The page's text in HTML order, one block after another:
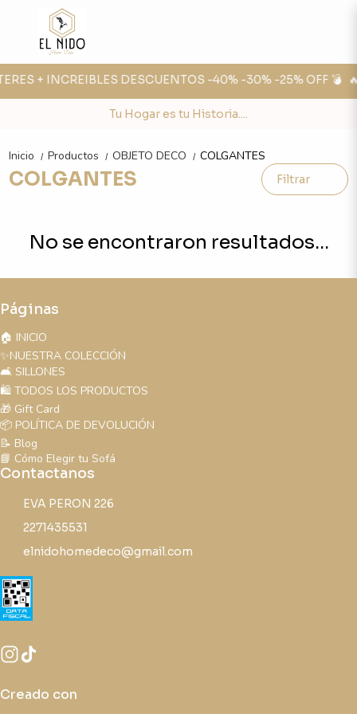
+ INCREIBLES DESCUENTOS -40% -30% -25% OFF 💣
Tu Hogar es tu Historia....
Inicio / Productos / OBJETO DECO / COLGANTES
COLGANTES Filtrar
No se encontraron resultados...
Páginas
🏠 INICIO
✨NUESTRA COLECCIÓN
🛋️ SILLONES
🛍️ TODOS LOS PRODUCTOS
🎁 Gift Card
📦 POLÍTICA DE DEVOLUCIÓN
📝 Blog
📘 Cómo Elegir tu Sofá
Contactanos
EVA PERON 226
2271435531
elnidohomedeco@gmail.com
Creado con